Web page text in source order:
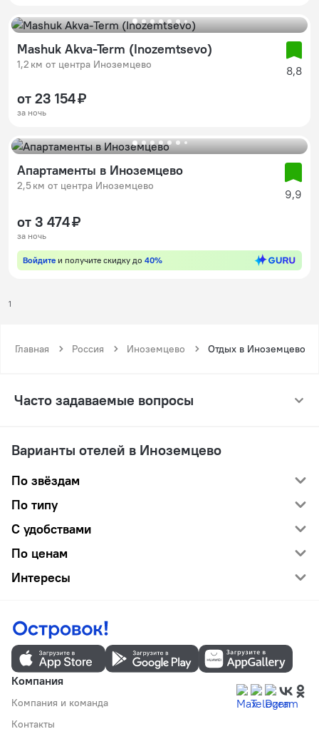
Mashuk Akva-Term (Inozemtsevo)
1,2 км от центра Иноземцево 8,8
от 23 154 ₽
за ночь
Апартаменты в Иноземцево
2,5 км от центра Иноземцево
9,9
от 3 474 ₽
за ночь
Войдите и получите скидку до 40%
1
Главная Россия Иноземцево Отдых в Иноземцево
Часто задаваемые вопросы
Варианты отелей в Иноземцево
По звёздам
По типу
С удобствами
По ценам
Интересы
Компания
Компания и команда
Контакты